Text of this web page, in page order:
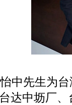
先生为台
达中坜厂